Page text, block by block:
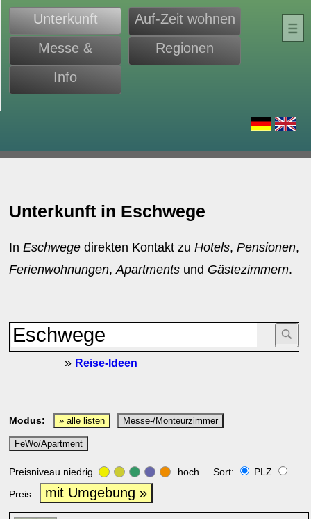
Unterkunft
Auf-Zeit wohnen
Messe &
Monteure
Regionen
Info
Unterkunft in Eschwege
InEschwege direkten Kontakt zuHotels,Pensionen,
Ferienwohnungen,Apartments und Gästezimmern.
» Reise-Ideen
Modus: » alle listen Messe-/Monteurzimmer
FeWo/Apartment
Preisniveau niedrig hoch Sort:
PLZ
Preis
mit Umgebung »